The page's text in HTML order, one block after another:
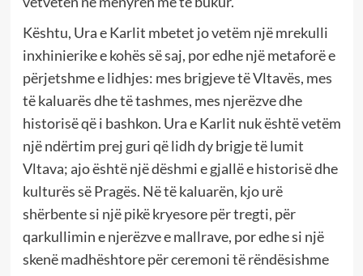
Kështu, Ura e Karlit mbetet jo vetëm një mrekulli
inxhinierike e kohës së saj, por edhe një metaforë e
përjetshme e lidhjes: mes brigjeve të Vltavës, mes
të kaluarës dhe të tashmes, mes njerëzve dhe
historisë që i bashkon. Ura e Karlit nuk është vetëm
një ndërtim prej guri që lidh dy brigje të lumit
Vltava; ajo është një dëshmi e gjallë e historisë dhe
kulturës së Pragës. Në të kaluarën, kjo urë
shërbente si një pikë kryesore për tregti, për
qarkullimin e njerëzve e mallrave, por edhe si një
skenë madhështore për ceremoni të rëndësishme